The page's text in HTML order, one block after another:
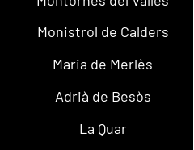
Monistrol de Calders
Maria de Merlès
Adrià de Besòs
La Quar